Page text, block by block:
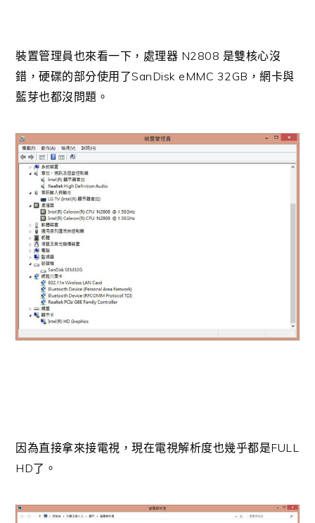
裝置管理員也來看一下，處理器 N2808 是雙核心沒
錯，硬碟的部分使用了SanDisk eMMC 32GB ，網卡與
藍芽也都沒問題。
因為直接拿來接電視，現在電視解析度也幾乎都是FULL
HD了。